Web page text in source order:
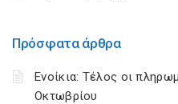
Πρόσφατα άρθρα
Ενοίκια: Τέλος οι
Οκτωβρίου